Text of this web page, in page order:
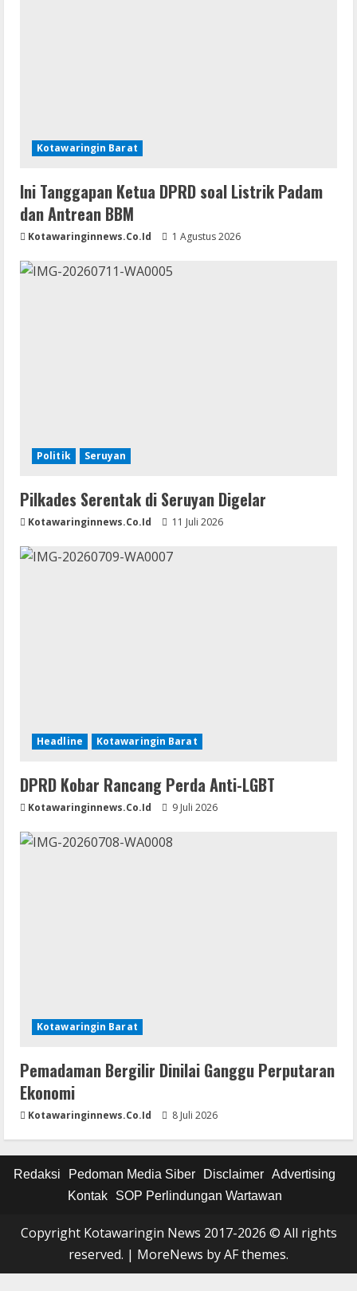
Kotawaringin Barat
Ini Tanggapan Ketua DPRD soal Listrik Padam
dan Antrean BBM
Kotawaringinnews.co.id 1 Agustus 2026
Politik Seruyan
Pilkades Serentak di Seruyan Digelar
Kotawaringinnews.co.id 11 Juli 2026
Headline Kotawaringin Barat
DPRD Kobar Rancang Perda Anti-LGBT
Kotawaringinnews.co.id 9 Juli 2026
Kotawaringin Barat
Pemadaman Bergilir Dinilai Ganggu Perputaran
Ekonomi
Kotawaringinnews.co.id 8 Juli 2026
Redaksi Pedoman Media Siber Disclaimer Advertising
Kontak
SOP Perlindungan Wartawan
Copyright Kotawaringin News 2017-2026 © All rights
reserved. | MoreNews by AF themes.